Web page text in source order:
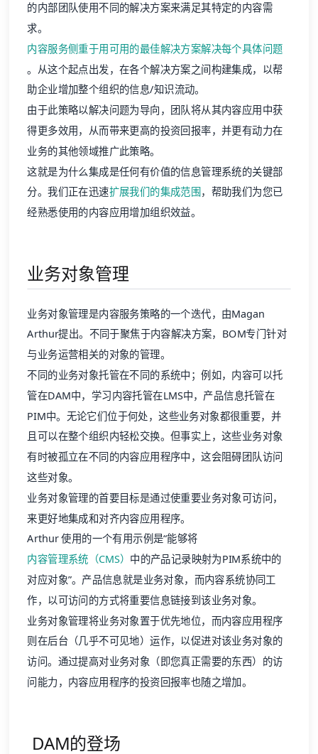
的内部团队使用不同的解决方案来满足其特定的内容需
求。
内容服务侧重于用可用的最佳解决方案解决每个具体问题
。从这个起点出发，在各个解决方案之间构建集成，以帮
助企业增加整个组织的信息/知识流动。
由于此策略以解决问题为导向，团队将从其内容应用中获
得更多效用，从而带来更高的投资回报率，并更有动力在
业务的其他领域推广此策略。
这就是为什么集成是任何有价值的信息管理系统的关键部
分。我们正在迅速扩展我们的集成范围，帮助我们为您已
经熟悉使用的内容应用增加组织效益。
业务对象管理
业务对象管理是内容服务策略的一个迭代，由Magan
Arthur提出。不同于聚焦于内容解决方案，BOM专门针对
与业务运营相关的对象的管理。
不同的业务对象托管在不同的系统中；例如，内容可以托
管在DAM中，学习内容托管在LMS中，产品信息托管在
PIM中。无论它们位于何处，这些业务对象都很重要，并
且可以在整个组织内轻松交换。但事实上，这些业务对象
有时被孤立在不同的内容应用程序中，这会阻碍团队访问
这些对象。
业务对象管理的首要目标是通过使重要业务对象可访问，
来更好地集成和对齐内容应用程序。
Arthur 使用的一个有用示例是“能够将
内容管理系统（CMS） 中的产品记录映射为PIM系统中的
对应对象”。产品信息就是业务对象，而内容系统协同工
作，以可访问的方式将重要信息链接到该业务对象。
业务对象管理将业务对象置于优先地位，而内容应用程序
则在后台（几乎不可见地）运作，以促进对该业务对象的
访问。通过提高对业务对象（即您真正需要的东西）的访
问能力，内容应用程序的投资回报率也随之增加。
DAM的登场